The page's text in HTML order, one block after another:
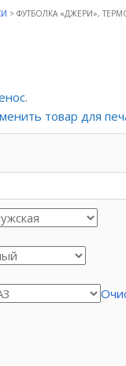
> ФУТБОЛКА «ДЖЕРИ»,
.
товар для